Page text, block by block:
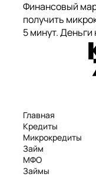
Финансовый
получить
5 минут. Деньги
Главная
Кредиты
Микрокредиты
Займ
МФО
Займы